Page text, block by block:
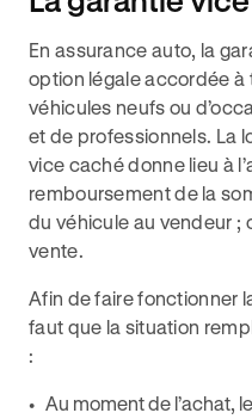
En assurance auto, la
option légale accordée
véhicules neufs ou
et de professionnels. La
vice caché donne lieu à
remboursement de la
du véhicule au vendeur ;
vente.
Afin de faire fonctionner
faut que la situation
:
Au moment de l’achat,